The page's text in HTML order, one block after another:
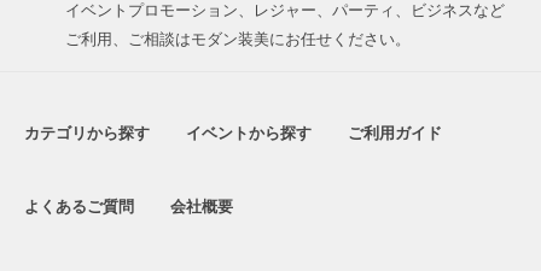
イベントプロモーション、レジャー、パーティ、ビジネスなど
ご利用、ご相談はモダン装美にお任せください。
カテゴリから探す イベントから探す ご利用ガイド
よくあるご質問 会社概要